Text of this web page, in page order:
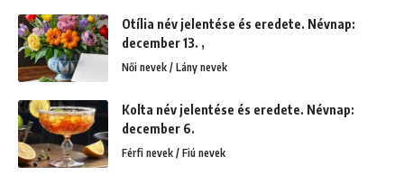
Otília név jelentése és eredete. Névnap:
december 13. ,
Női nevek / Lány nevek
Kolta név jelentése és eredete. Névnap:
december 6.
Férfi nevek / Fiú nevek